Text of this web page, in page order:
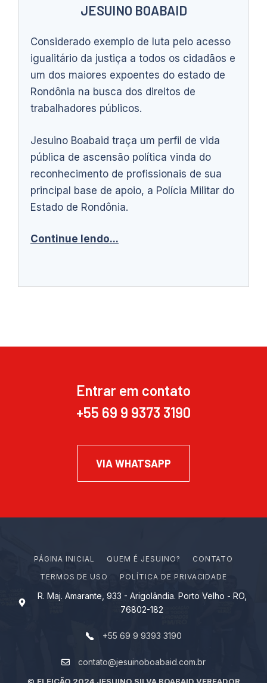
JESUINO BOABAID
Considerado exemplo de luta pelo acesso
igualitário da justiça a todos os cidadãos e
um dos maiores expoentes do estado de
Rondônia na busca dos direitos de
trabalhadores públicos.
Jesuino Boabaid traça um perfil de vida
pública de ascensão política vinda do
reconhecimento de profissionais de sua
principal base de apoio, a Polícia Militar do
Estado de Rondônia.
Continue lendo...
Entrar em contato
+55 69 9 9373 3190
VIA WHATSAPP
PÁGINA INICIAL Q U EM É J ES U I N O?
CONTATO
TERMOS DE USO
POLÍTICA DE PRIVACIDADE
R. Maj. Amarante, 933 - Arigolândia. Porto Velho - RO,
76802-182
+55 69 9 9393 3190
contato@jesuinoboabaid.com.br